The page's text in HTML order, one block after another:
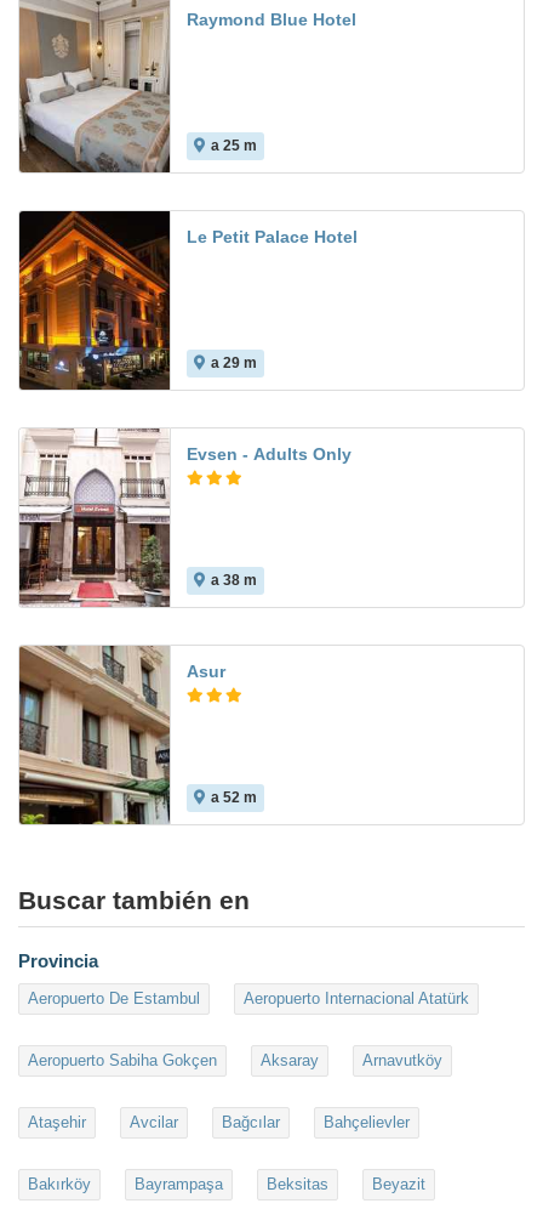
Raymond Blue Hotel
a 25 m
Le Petit Palace Hotel
a 29 m
Evsen - Adults Only
a 38 m
Asur
a 52 m
Buscar también en
Provincia
Aeropuerto De Estambul Aeropuerto Internacional Atatürk
Aeropuerto Sabiha Gokçen Aksaray Arnavutköy
Ataşehir Avcilar Bağcılar Bahçelievler
Bakırköy Bayrampaşa Beksitas Beyazit